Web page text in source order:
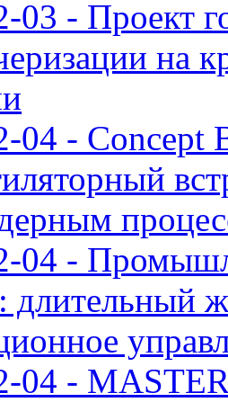
03 - Проект
на
04 - Concept
04 -
длительный
04 -